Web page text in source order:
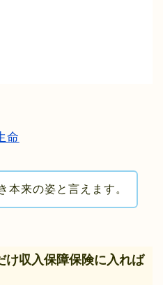
命
本来の姿と言えます。
け収入保障保険に入れば